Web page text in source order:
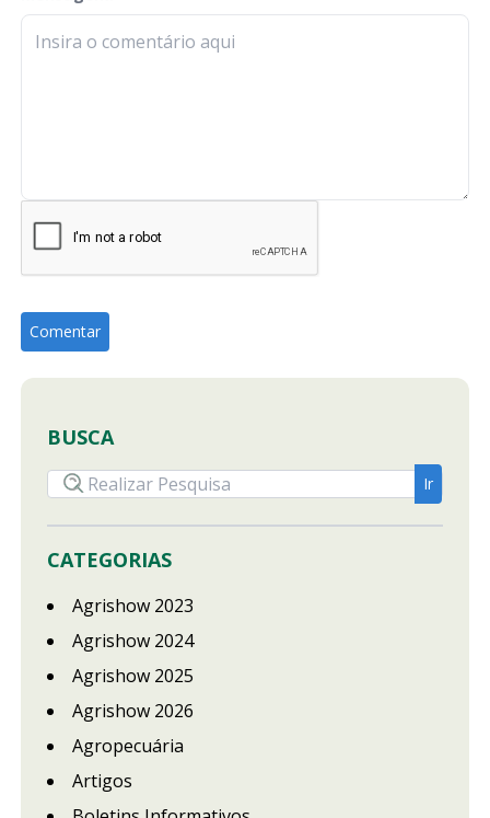
BUSCA
CATEGORIAS
Agrishow 2023
Agrishow 2024
Agrishow 2025
Agrishow 2026
Agropecuária
Artigos